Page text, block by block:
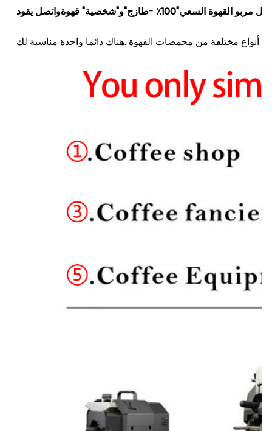
مربو القهوة السعي"100٪ - طازج"و"شخصية"قهوةواتصل
أنواع مختلفة من محمصات القهوة .